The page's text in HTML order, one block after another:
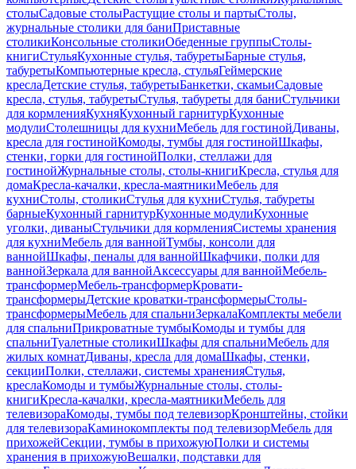
столыСадовые столыРастущие столы и партыСтолы,
журнальные столики для баниПриставные
столикиКонсольные столикиОбеденные группыСтолы-
книгиСтульяКухонные стулья, табуретыБарные стулья,
табуретыКомпьютерные кресла, стульяГеймерские
креслаДетские стулья, табуретыБанкетки, скамьиСадовые
кресла, стулья, табуретыСтулья, табуреты для баниСтульчики
для кормленияКухняКухонный гарнитурКухонные
модулиСтолешницы для кухниМебель для гостинойДиваны,
кресла для гостинойКомоды, тумбы для гостинойШкафы,
стенки, горки для гостинойПолки, стеллажи для
гостинойЖурнальные столы, столы-книгиКресла, стулья для
домаКресла-качалки, кресла-маятникиМебель для
кухниСтолы, столикиСтулья для кухниСтулья, табуреты
барныеКухонный гарнитурКухонные модулиКухонные
уголки, диваныСтульчики для кормленияСистемы хранения
для кухниМебель для ваннойТумбы, консоли для
ваннойШкафы, пеналы для ваннойШкафчики, полки для
ваннойЗеркала для ваннойАксессуары для ваннойМебель-
трансформерМебель-трансформерКровати-
трансформерыДетские кроватки-трансформерыСтолы-
трансформерыМебель для спальниЗеркалаКомплекты мебели
для спальниПрикроватные тумбыКомоды и тумбы для
спальниТуалетные столикиШкафы для спальниМебель для
жилых комнатДиваны, кресла для домаШкафы, стенки,
секцииПолки, стеллажи, системы храненияСтулья,
креслаКомоды и тумбыЖурнальные столы, столы-
книгиКресла-качалки, кресла-маятникиМебель для
телевизораКомоды, тумбы под телевизорКронштейны, стойки
для телевизораКаминокомплекты под телевизорМебель для
прихожейСекции, тумбы в прихожуюПолки и системы
хранения в прихожуюВешалки, подставки для